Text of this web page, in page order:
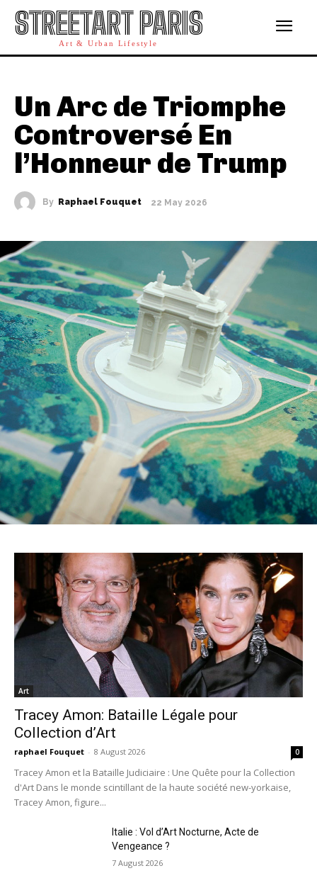
STREETART PARIS
Art & Urban Lifestyle
Un Arc de Triomphe
Controversé En
l’Honneur de Trump
By Raphael Fouquet 22 May 2026
Art
Tracey Amon: Bataille Légale pour
Collection d’Art
raphael Fouquet - 8 August 2026 0
Tracey Amon et la Bataille Judiciaire : Une Quête pour la Collection
d'Art Dans le monde scintillant de la haute société new-yorkaise,
Tracey Amon, figure...
Italie : Vol d’Art Nocturne, Acte de
Vengeance ?
7 August 2026